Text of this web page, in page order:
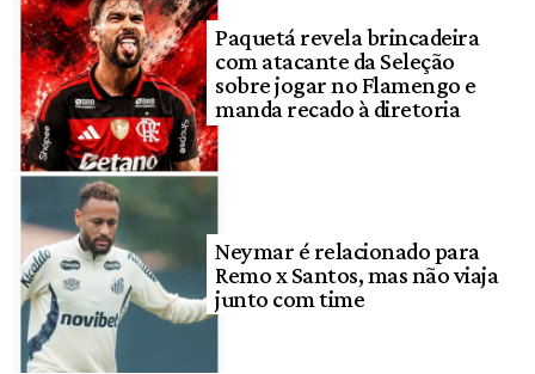
Paquetá revela brincadeira
com atacante da Seleção
sobre jogar no Flamengo e
manda recado à diretoria
Neymar é relacionado para
Remo x Santos, mas não viaja
junto com time